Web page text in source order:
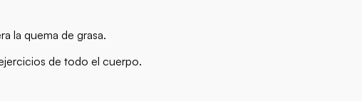
la quema de grasa.
de todo el cuerpo.